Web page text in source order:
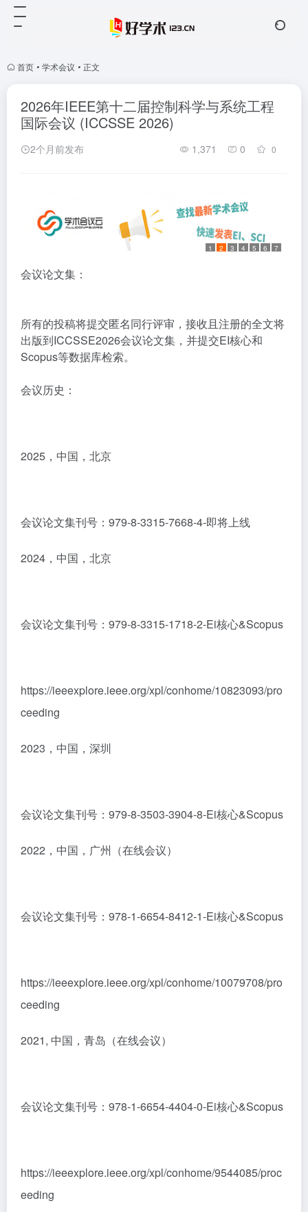
首页 • 学术会议 • 正文
2026年IEEE第十二届控制科学与系统工程
国际会议 (ICCSSE 2026)
2个月前发布 1,371 0 0
1 2 3 4 5 6 7
会议论文集：
所有的投稿将提交匿名同行评审，接收且注册的全文将
出版到ICCSSE2026会议论文集，并提交EI核心和
Scopus等数据库检索。
会议历史：
2025，中国，北京
会议论文集刊号：979-8-3315-7668-4-即将上线
2024，中国，北京
会议论文集刊号：979-8-3315-1718-2-Ei核心&Scopus
https://ieeexplore.ieee.org/xpl/conhome/10823093/pro
ceeding
2023，中国，深圳
会议论文集刊号：979-8-3503-3904-8-Ei核心&Scopus
2022，中国，广州（在线会议）
会议论文集刊号：978-1-6654-8412-1-Ei核心&Scopus
https://ieeexplore.ieee.org/xpl/conhome/10079708/pro
ceeding
2021, 中国，青岛（在线会议）
会议论文集刊号：978-1-6654-4404-0-Ei核心&Scopus
https://ieeexplore.ieee.org/xpl/conhome/9544085/proc
eeding